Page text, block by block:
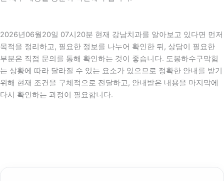
2026년06월20일 07시20분 현재 강남치과를 알아보고 있다면 먼저
목적을 정리하고, 필요한 정보를 나누어 확인한 뒤, 상담이 필요한
부분은 직접 문의를 통해 확인하는 것이 좋습니다. 도봉하수구막힘
는 상황에 따라 달라질 수 있는 요소가 있으므로 정확한 안내를 받기
위해 현재 조건을 구체적으로 전달하고, 안내받은 내용을 마지막에
다시 확인하는 과정이 필요합니다.